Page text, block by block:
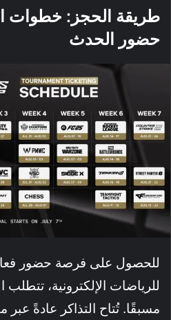
طريقة الحجز: خطوات
حضور الحدث
للحصول على فرصة حضور
للرياضات الإلكترونية، تتطلب
مسبقًا. تُتاح التذاكر عادةً